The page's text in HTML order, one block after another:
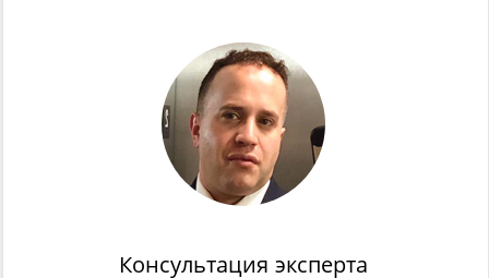
Консультация эксперта